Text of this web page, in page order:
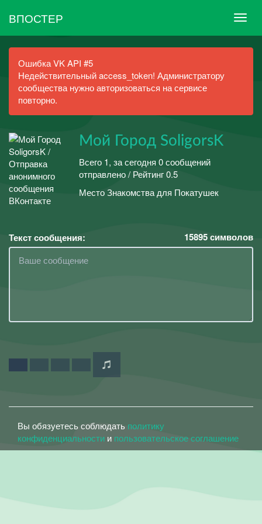
ВПОСТЕР
Ошибка VK API #5
Недействительный access_token! Администратору
сообщества нужно авторизоваться на сервисе
повторно.
Мой Город SoligorsK
Всего 1, за сегодня 0 сообщений
отправлено / Рейтинг 0.5
Место Знакомства для Покатушек
Текст сообщения: 15895символов
Вы обязуетесь соблюдать политику
конфиденциальности и пользовательское соглашение